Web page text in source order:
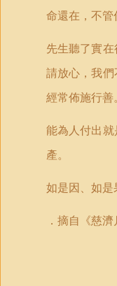
命還在，不管
先生聽了實
請放心，我
經常佈施行善。
能為人付出
產。
如是因、如
．摘自《慈濟